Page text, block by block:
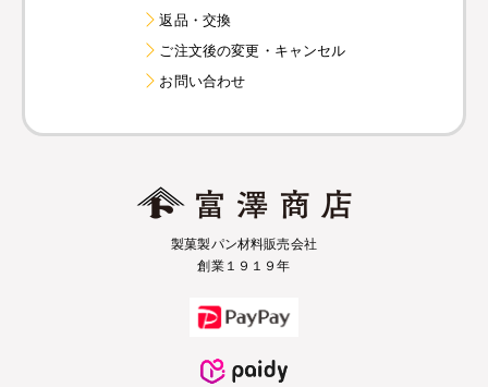
返品・交換
ご注文後の変更・キャンセル
お問い合わせ
製菓製パン材料販売会社
創業１９１９年